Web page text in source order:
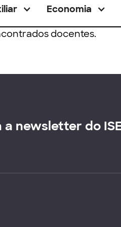
Economia
docentes.
a newsletter do